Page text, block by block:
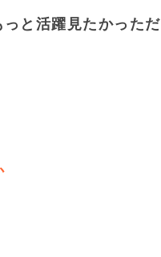
と活躍見たかっただ